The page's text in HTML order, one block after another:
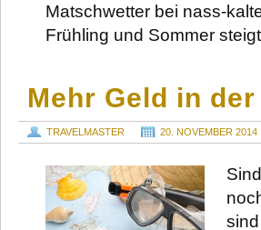
Matschwetter bei nass-
Frühling und Sommer
Mehr Geld in
TRAVELMASTER 20. NOVEMBER 2014